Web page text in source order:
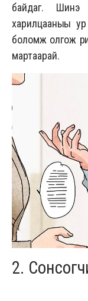
байдаг.
харилцааныы ур
боломж олгож
мартаарай.
2.